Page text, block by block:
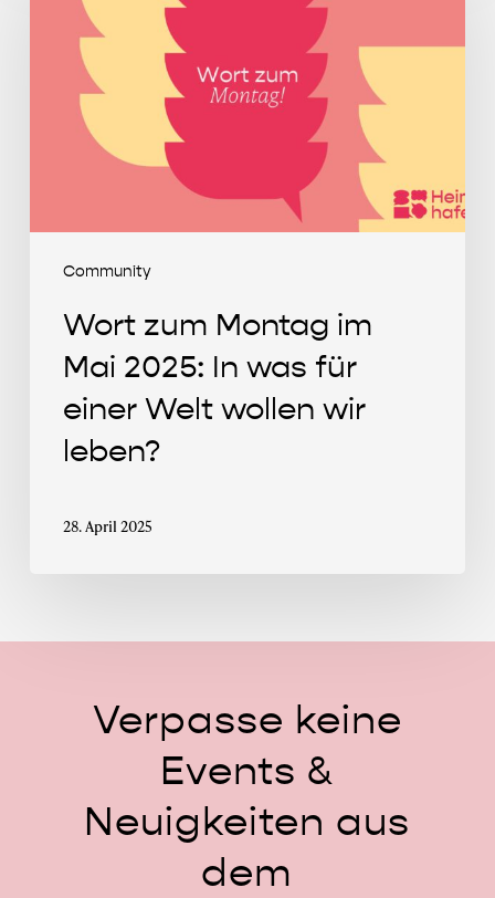
Community
Montag
einer
Welt
leben?
Wort zum Montag im
Mai 2025: In was für
einer Welt wollen wir
leben?
28. April 2025
Verpasse keine
Events &
Neuigkeiten aus
dem